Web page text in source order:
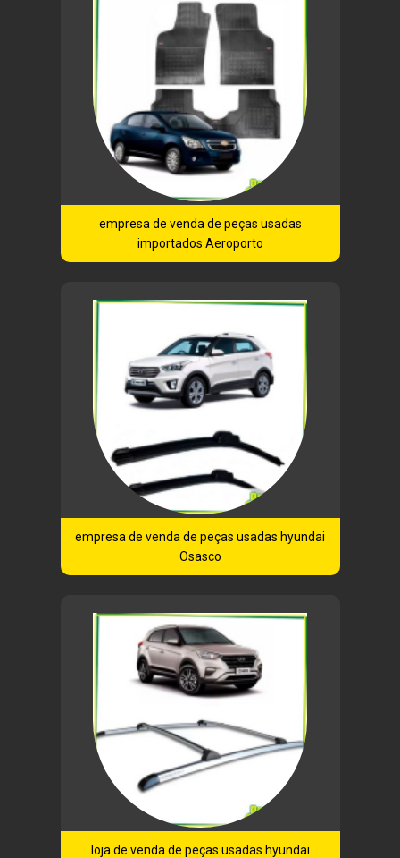
empresa de venda de peças usadas
importados Aeroporto
empresa de venda de peças usadas hyundai
Osasco
loja de venda de peças usadas hyundai